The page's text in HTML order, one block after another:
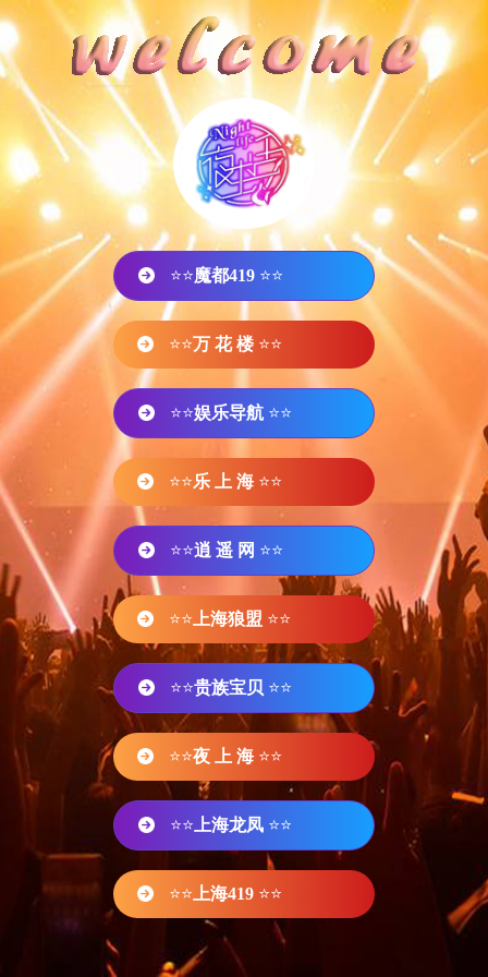
⭐⭐魔都419 ⭐⭐
⭐⭐万 花 楼 ⭐⭐
⭐⭐娱乐导航 ⭐⭐
⭐⭐乐 上 海 ⭐⭐
⭐⭐逍 遥 网 ⭐⭐
⭐⭐ 上海狼盟 ⭐⭐
⭐⭐贵族宝贝 ⭐⭐
⭐⭐夜 上 海 ⭐⭐
⭐⭐ 上海龙凤 ⭐⭐
⭐⭐ 上海419 ⭐⭐